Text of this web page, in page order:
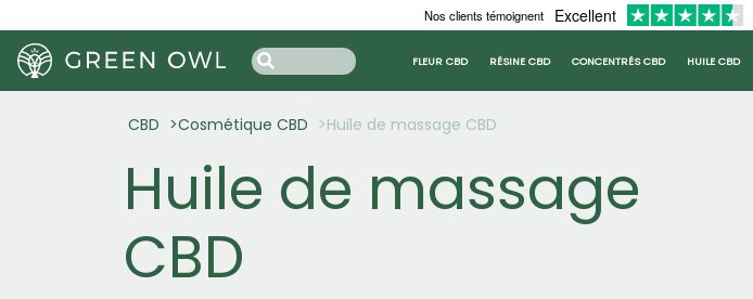
Nos clients témoignent Excellent
FLEUR CBD RÉSINE CBD CONCENTRÉS CBD HUILE CBD
CBD Cosmétique CBD Huile de massage CBD
Huile de massage
CBD